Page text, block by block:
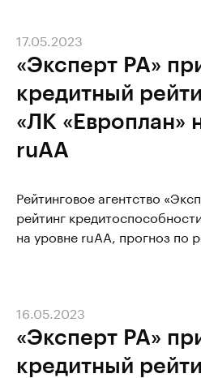
«Эксперт РА»
кредитный
«ЛК «Европлан»
ruAА
17.05.2023
Рейтинговое агентство
рейтинг
на уровне ruАА, прогноз по
«Эксперт РА»
кредитный
16.05.2023